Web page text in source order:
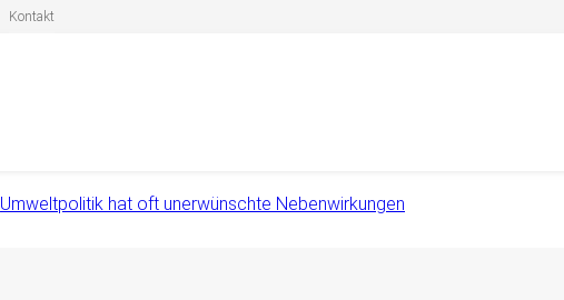
Kontakt
Umweltpolitik hat oft unerwünschte Nebenwirkungen